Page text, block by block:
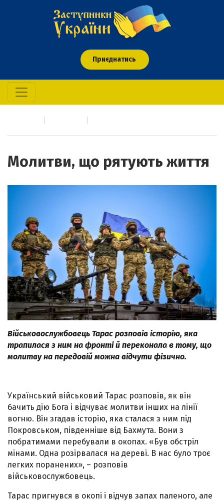
Приєднатись
Молитви, що рятують життя
Військовослужбовець Тарас розповів історію, яка
трапилася з ним на фронті й переконала в тому, що
молитву на передовій можна відчути фізично.
Український військовий Тарас розповів, як він
бачить дію Бога і відчуває молитви інших на лінії
вогню. Він згадав історію, яка сталася з ним під
Покровськом, південніше від Бахмута. Вони з
побратимами перебували в окопах. «Був обстріл
мінами. Одна розірвалася на дереві. В нас було троє
легких поранених», – розповів
військовослужбовець.
Тарас пригнувся в окопі і відчув запах паленого, але